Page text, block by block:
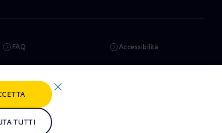
FAQ Accessibilità
Truffe e Phishing
Remit
TUTTI